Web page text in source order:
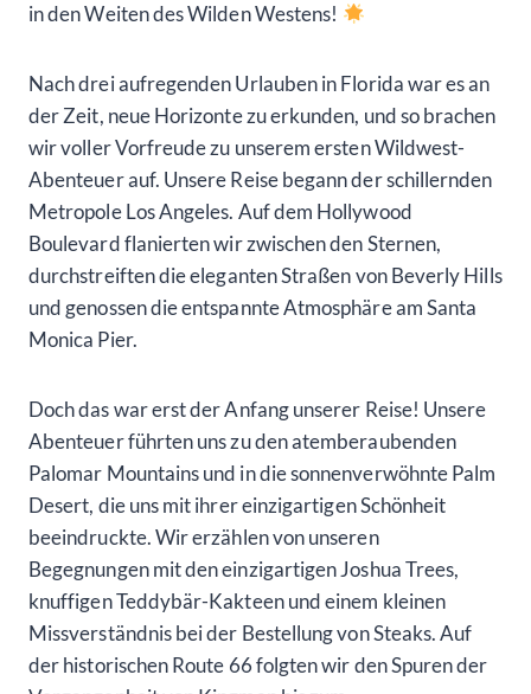
in den Weiten des Wilden Westens!
Nach drei aufregenden Urlauben in Florida war es an
der Zeit, neue Horizonte zu erkunden, und so brachen
wir voller Vorfreude zu unserem ersten Wildwest-
Abenteuer auf. Unsere Reise begann der schillernden
Metropole Los Angeles. Auf dem Hollywood
Boulevard flanierten wir zwischen den Sternen,
durchstreiften die eleganten Straßen von Beverly Hills
und genossen die entspannte Atmosphäre am Santa
Monica Pier.
Doch das war erst der Anfang unserer Reise! Unsere
Abenteuer führten uns zu den atemberaubenden
Palomar Mountains und in die sonnenverwöhnte Palm
Desert, die uns mit ihrer einzigartigen Schönheit
beeindruckte. Wir erzählen von unseren
Begegnungen mit den einzigartigen Joshua Trees,
knuffigen Teddybär-Kakteen und einem kleinen
Missverständnis bei der Bestellung von Steaks. Auf
der historischen Route 66 folgten wir den Spuren der